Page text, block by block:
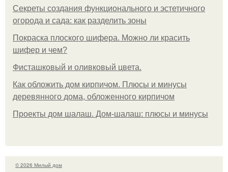
Секреты создания функционального и эстетичного
огорода и сада: как разделить зоны
Покраска плоского шифера. Можно ли красить
шифер и чем?
Фисташковый и оливковый цвета.
Как обложить дом кирпичом. Плюсы и минусы
деревянного дома, обложенного кирпичом
Проекты дом шалаш. Дом-шалаш: плюсы и минусы
© 2026 Милый дом